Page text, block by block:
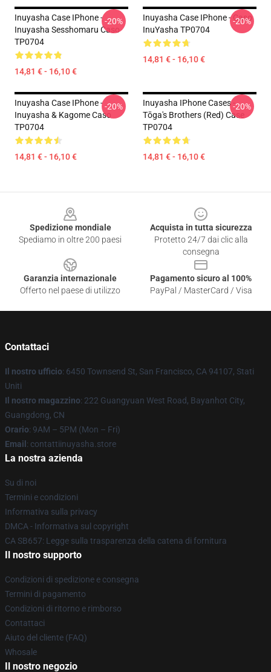
Inuyasha Case IPhone -
Inuyasha Sesshomaru Caso
TP0704
14,81 € - 16,10 €
-20%
Inuyasha Case IPhone - Caso
InuYasha TP0704
14,81 € - 16,10 €
-20%
Inuyasha Case IPhone -
Inuyasha & Kagome Caso
TP0704
14,81 € - 16,10 €
-20%
Inuyasha IPhone Cases -
Tōga's Brothers (red) Case
TP0704
14,81 € - 16,10 €
-20%
Spedizione mondiale
Spediamo in oltre 200 paesi
Acquista in tutta sicurezza
Protetto 24/7 dai clic alla
consegna
Garanzia internazionale
Offerto nel paese di utilizzo
Pagamento sicuro al 100%
PayPal / MasterCard / Visa
Contattaci
Il nostro ufficio: 6450 Townsend St, San Francisco, CA 94107, Stati
Uniti
Il nostro magazzino: 222 Guangyuan West Road, Bayanhot City,
Guangdong, CN
Orario: 9AM – 5PM (Mon – Fri)
Email : contattiinuyasha.store
La nostra azienda
Su di noi
Termini e condizioni
Informativa sulla privacy
DMCA - Informativa sul copyright
CA SB657: Legge sulla trasparenza della catena di fornitura
Il nostro supporto
Condizioni di spedizione e consegna
Termini di pagamento
Condizioni di ritorno e rimborso
Contattaci
Aiuto del cliente (FAQ)
Whosale
Il nostro negozio